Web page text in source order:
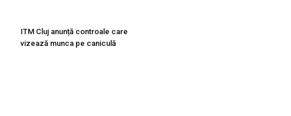
ITM Cluj anunță controale care
vizează munca pe caniculă